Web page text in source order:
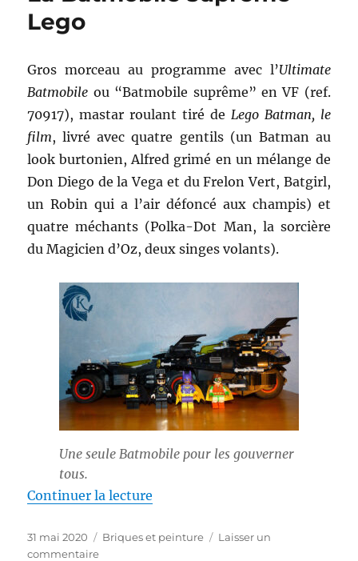
Lego
Gros morceau au programme avec l’Ultimate
Batmobile ou “Batmobile suprême” en VF (ref.
70917), mastar roulant tiré de Lego Batman, le
film, livré avec quatre gentils (un Batman au
look burtonien, Alfred grimé en un mélange de
Don Diego de la Vega et du Frelon Vert, Batgirl,
un Robin qui a l’air défoncé aux champis) et
quatre méchants (Polka-Dot Man, la sorcière
du Magicien d’Oz, deux singes volants).
Une seule Batmobile pour les gouverner
tous.
Continuer la lecture
Publié
le
31 mai 2020 Catégories
Briques et peinture
Laisser un
commentairesur